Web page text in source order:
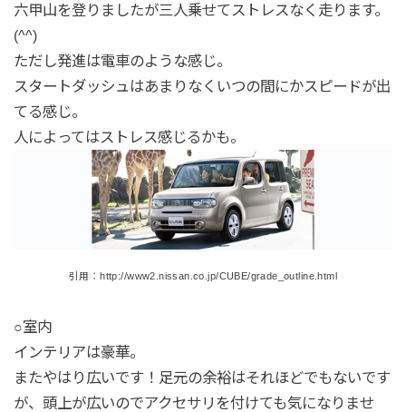
六甲山を登りましたが三人乗せてストレスなく走ります。
(^^)
ただし発進は電車のような感じ。
スタートダッシュはあまりなくいつの間にかスピードが出
てる感じ。
人によってはストレス感じるかも。
引用：http://www2.nissan.co.jp/CUBE/grade_outline.html
○室内
インテリアは豪華。
またやはり広いです！足元の余裕はそれほどでもないです
が、頭上が広いのでアクセサリを付けても気になりませ